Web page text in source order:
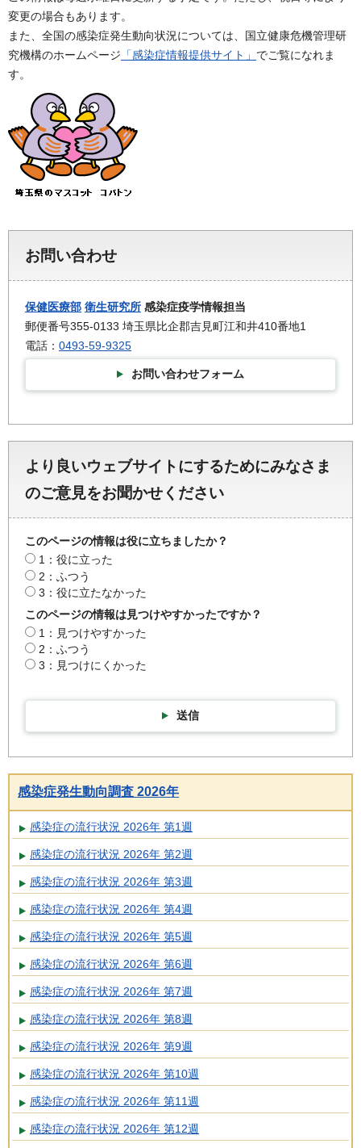
変更の場合もあります。
また、全国の感染症発生動向状況については、国立健康危機管理研
究機構のホームページ 「感染症情報提供サイト」 でご覧になれま
す。
お問い合わせ
保健医療部 衛生研究所 感染症疫学情報担当
郵便番号355-0133 埼玉県比企郡吉見町江和井410番地1
電話： 0493-59-9325
お問い合わせフォーム
より良いウェブサイトにするためにみなさま
のご意見をお聞かせください
このページの情報は役に立ちましたか？
1：役に立った
2：ふつう
3：役に立たなかった
このページの情報は見つけやすかったですか？
1：見つけやすかった
2：ふつう
3：見つけにくかった
送信
感染症発生動向調査 2026年
感染症の流行状況 2026年 第1週
感染症の流行状況 2026年 第2週
感染症の流行状況 2026年 第3週
感染症の流行状況 2026年 第4週
感染症の流行状況 2026年 第5週
感染症の流行状況 2026年 第6週
感染症の流行状況 2026年 第7週
感染症の流行状況 2026年 第8週
感染症の流行状況 2026年 第9週
感染症の流行状況 2026年 第10週
感染症の流行状況 2026年 第11週
感染症の流行状況 2026年 第12週